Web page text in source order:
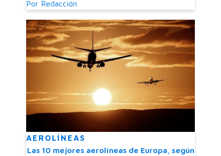
Por Redacción
AEROLÍNEAS
Las 10 mejores aerolíneas de Europa, según